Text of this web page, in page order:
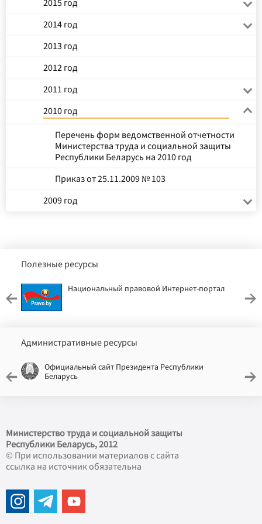
2015 год
2014 год
2013 год
2012 год
2011 год
2010 год
Перечень форм ведомственной отчетности
Министерства труда и социальной защиты
Республики Беларусь на 2010 год
Приказ от 25.11.2009 № 103
2009 год
Полезные ресурсы
Национальный правовой Интернет-портал
Административные ресурсы
Официальный сайт Президента Республики
Беларусь
Министерство труда и социальной защиты
Республики Беларусь, 2012
© При использовании материалов с сайта
ссылка на источник обязательна